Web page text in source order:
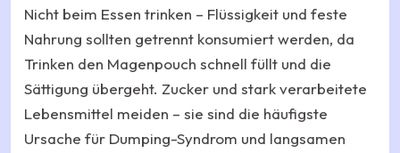
Nicht beim Essen trinken – Flüssigkeit und feste
Nahrung sollten getrennt konsumiert werden, da
Trinken den Magenpouch schnell füllt und die
Sättigung übergeht. Zucker und stark verarbeitete
Lebensmittel meiden – sie sind die häufigste
Ursache für Dumping-Syndrom und langsamen